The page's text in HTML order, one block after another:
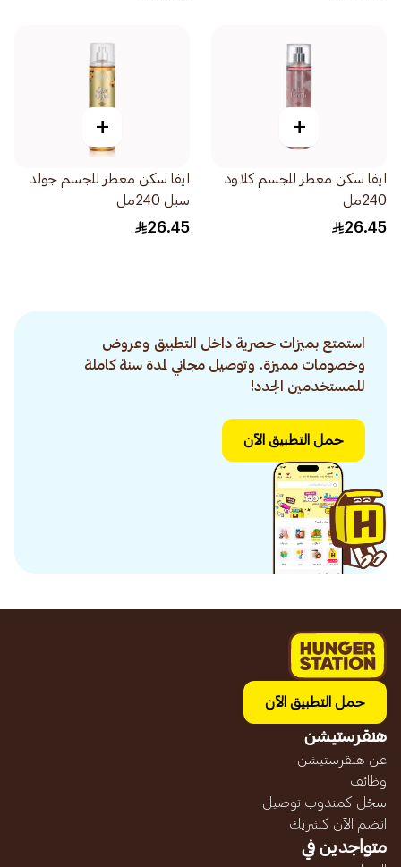
+
ايفا سكن معطر للجسم كلاود
240مل
26.45
+
ايفا سكن معطر للجسم جولد
سبل 240مل
26.45
استمتع بميزات حصرية داخل التطبيق وعروض
وخصومات مميزة. وتوصيل مجاني لمدة سنة كاملة
للمستخدمين الجدد!
حمل التطبيق الآن
حمل التطبيق الآن
هنقرستيشن
عن هنقرستيشن
وظائف
سجّل كمندوب توصيل
انضم الآن كشريك
متواجدين في